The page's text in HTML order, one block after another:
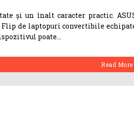
și un înalt caracter practic.
Flip de laptopuri convertibile
poate
Read More